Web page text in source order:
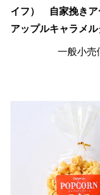
イフ） 自家挽きア
アップルキャラメル
一般小売